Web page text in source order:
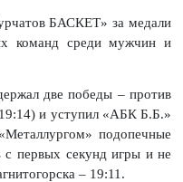
БАСКЕТ» за медали
команд среди мужчин и
две победы – против
и уступил «АБК Б.Б.»
подопечные
с первых секунд игры и не
– 19:11.